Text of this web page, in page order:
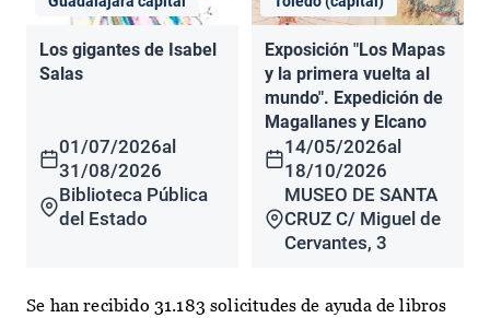
Los gigantes de Isabel
Salas
01/07/2026al
31/08/2026
Biblioteca Pública
del Estado
Exposición "Los Mapas
y la primera vuelta al
mundo". Expedición de
Magallanes y Elcano
14/05/2026al
18/10/2026
MUSEO DE SANTA
CRUZ C/ Miguel de
Cervantes, 3
Se han recibido 31.183 solicitudes de ayuda de libros